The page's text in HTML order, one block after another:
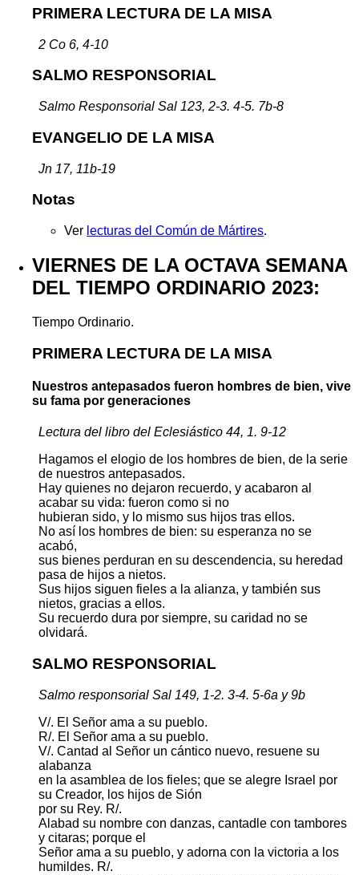
PRIMERA LECTURA DE LA MISA
2 Co 6, 4-10
SALMO RESPONSORIAL
Salmo Responsorial Sal 123, 2-3. 4-5. 7b-8
EVANGELIO DE LA MISA
Jn 17, 11b-19
Notas
Ver lecturas del Común de Mártires.
VIERNES DE LA OCTAVA SEMANA
DEL TIEMPO ORDINARIO 2023:
Tiempo Ordinario.
PRIMERA LECTURA DE LA MISA
Nuestros antepasados fueron hombres de bien, vive
su fama por generaciones
Lectura del libro del Eclesiástico 44, 1. 9-12
Hagamos el elogio de los hombres de bien, de la serie
de nuestros antepasados.
Hay quienes no dejaron recuerdo, y acabaron al
acabar su vida: fueron como si no
hubieran sido, y lo mismo sus hijos tras ellos.
No así los hombres de bien: su esperanza no se
acabó,
sus bienes perduran en su descendencia, su heredad
pasa de hijos a nietos.
Sus hijos siguen fieles a la alianza, y también sus
nietos, gracias a ellos.
Su recuerdo dura por siempre, su caridad no se
olvidará.
SALMO RESPONSORIAL
Salmo responsorial Sal 149, 1-2. 3-4. 5-6a y 9b
V/. El Señor ama a su pueblo.
R/. El Señor ama a su pueblo.
V/. Cantad al Señor un cántico nuevo, resuene su
alabanza
en la asamblea de los fieles; que se alegre Israel por
su Creador, los hijos de Sión
por su Rey. R/.
Alabad su nombre con danzas, cantadle con tambores
y citaras; porque el
Señor ama a su pueblo, y adorna con la victoria a los
humildes. R/.